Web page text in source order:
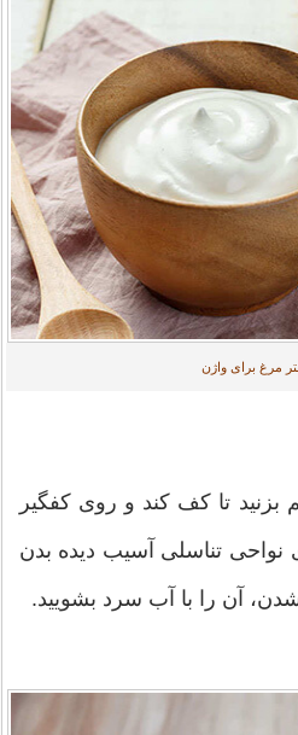
مرغ برای واژن
تا کف کند و روی کفگیر
نواحی تناسلی آسیب دیده بدن
آن را با آب سرد بشویید.